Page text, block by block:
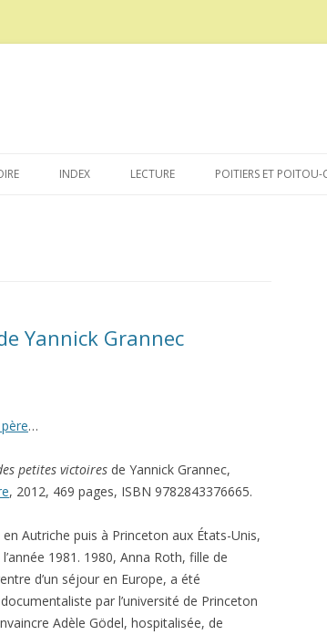
au
INDEX LECTURE POITIERS ET POITOU-
Yannick Grannec
…
petites victoires de Yannick Grannec,
, 2012, 469 pages, ISBN 9782843376665.
en Autriche puis à Princeton aux États-Unis,
1981. 1980, Anna Roth, fille de
d’un séjour en Europe, a été
par l’université de Princeton
Adèle Gödel, hospitalisée, de